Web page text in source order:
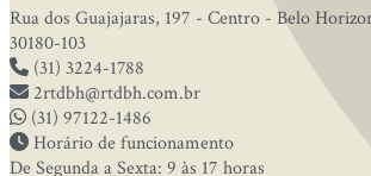
Rua dos Guajajaras, 197 - Centro - Belo
30180-103
(31) 3224-1788
2rtdbh@rtdbh.com.br
(31) 97122-1486
Horário de funcionamento
De Segunda a Sexta: 9 às 17 horas